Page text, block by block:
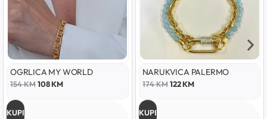
OGRLICA MY WORLD
154KM108KM
KUPI
NARUKVICA PALERMO
174KM 122KM
KUPI